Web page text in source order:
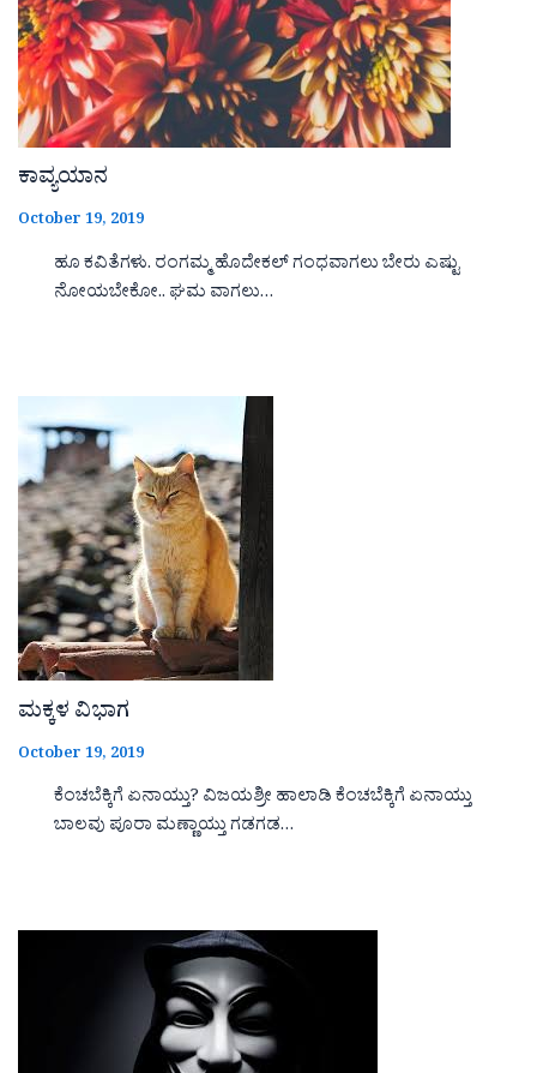
ಕಾವ್ಯಯಾನ
October 19, 2019
ಹೂ ಕವಿತೆಗಳು. ರಂಗಮ್ಮ ಹೊದೇಕಲ್ ಗಂಧವಾಗಲು ಬೇರು ಎಷ್ಟು
ನೋಯಬೇಕೋ.. ಘಮ ವಾಗಲು…
ಮಕ್ಕಳ ವಿಭಾಗ
October 19, 2019
ಕೆಂಚಬೆಕ್ಕಿಗೆ ಏನಾಯ್ತು? ವಿಜಯಶ್ರೀ ಹಾಲಾಡಿ ಕೆಂಚಬೆಕ್ಕಿಗೆ ಏನಾಯ್ತು
ಬಾಲವು ಪೂರಾ ಮಣ್ಣಾಯ್ತು ಗಡಗಡ…